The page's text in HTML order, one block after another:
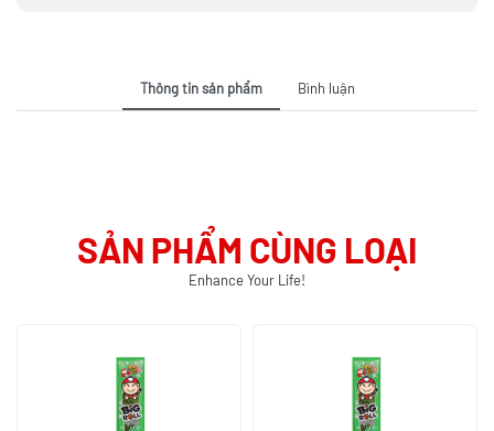
Thông tin sản phẩm Bình luận
SẢN PHẨM CÙNG LOẠI
Enhance Your Life!